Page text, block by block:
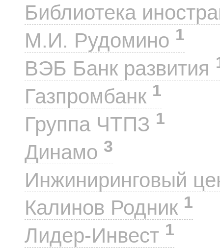
Библиотека
М.И. Рудомино 1
ВЭБ Банк развития
Газпромбанк 1
Группа ЧТПЗ 1
Динамо 3
Инжиниринговый
Калинов Родник 1
Лидер-Инвест 1